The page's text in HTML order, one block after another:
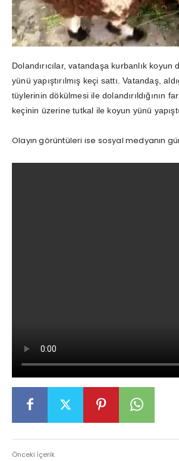
Dolandırıcılar, vatandaşa kurbanlık koyun
yünü yapıştırılmış keçi sattı. Vatandaş,
tüylerinin dökülmesi ile dolandırıldığının
keçinin üzerine tutkal ile koyun yünü
Olayın görüntüleri ise sosyal medyanın
Önceki İçerik